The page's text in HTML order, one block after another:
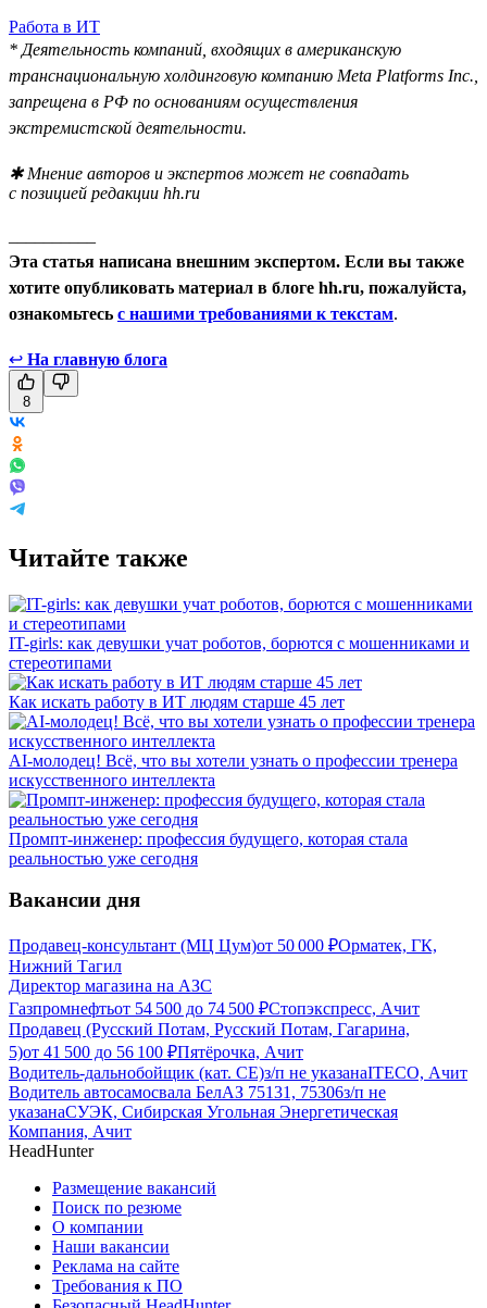
Работа в ИТ
* Деятельность компаний, входящих в американскую
транснациональную холдинговую компанию Meta Platforms Inc.,
запрещена в РФ по основаниям осуществления
экстремистской деятельности.
✱ Мнение авторов и экспертов может не совпадать
с позицией редакции hh.ru
Эта статья написана внешним экспертом. Если вы также
хотите опубликовать материал в блоге hh.ru, пожалуйста,
ознакомьтесь с нашими требованиями к текстам.
↩ На главную блога
8
Читайте также
IT-girls: как девушки учат роботов, борются с мошенниками и
стереотипами
Как искать работу в ИТ людям старше 45 лет
AI-молодец! Всё, что вы хотели узнать о профессии тренера
искусственного интеллекта
Промпт-инженер: профессия будущего, которая стала
реальностью уже сегодня
Вакансии дня
Продавец-консультант (МЦ Цум)от 50 000 ₽Орматек, ГК,
Нижний Тагил
Директор магазина на АЗС
Газпромнефтьот 54 500 до 74 500 ₽Стопэкспресс, Ачит
Продавец (Русский Потам, Русский Потам, Гагарина,
5)от 41 500 до 56 100 ₽Пятёрочка, Ачит
Водитель-дальнобойщик (кат. CE)з/п не указанаITECO, Ачит
Водитель автосамосвала БелАЗ 75131, 75306з/п не
указанаСУЭК, Сибирская Угольная Энергетическая
Компания, Ачит
HeadHunter
Размещение вакансий
Поиск по резюме
О компании
Наши вакансии
Реклама на сайте
Требования к ПО